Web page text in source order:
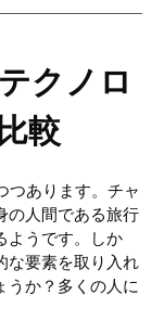
クノロ
較
つあります。チャ
の人間である旅行
ようです。しか
な要素を取り入れ
うか？多くの人に